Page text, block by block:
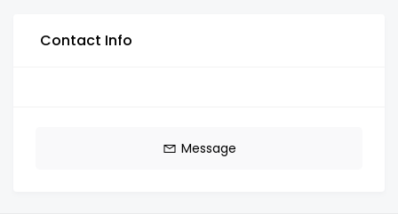
Contact Info
Message